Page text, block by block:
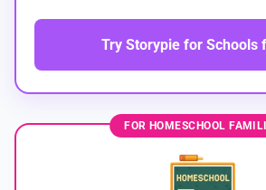
Try Storypie for Schools
FOR HOMESCHOOL